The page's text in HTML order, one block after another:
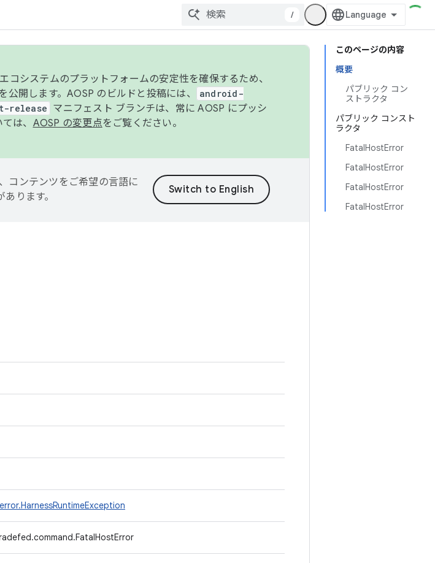
/
このページの内容
概要
パブリック コン
ストラクタ
パブリック コンスト
ラクタ
FatalHostError
FatalHostError
FatalHostError
FatalHostError
システムのプラットフォームの安定性を確保するため、
開します。AOSP のビルドと投稿には、
android-
release マニフェスト ブランチは、常に AOSP にプッシ
は、 AOSP の変更点をご覧ください。
コンテンツをご希望の言語に
ります。